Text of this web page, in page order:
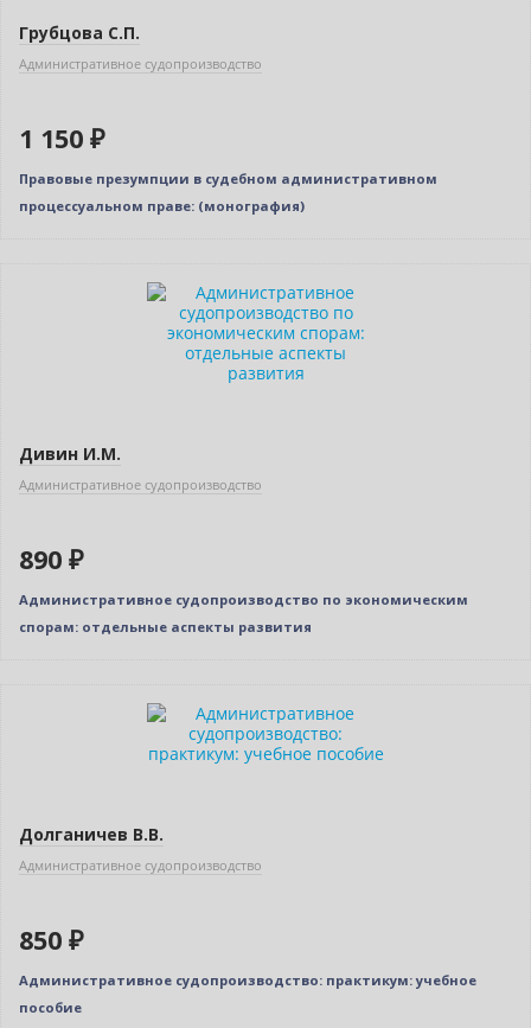
Грубцова С.П.
Административное судопроизводство
1 150 ₽
Правовые презумпции в судебном административном
процессуальном праве: (монография)
Дивин И.М.
Административное судопроизводство
890 ₽
Административное судопроизводство по экономическим
спорам: отдельные аспекты развития
Долганичев В.В.
Административное судопроизводство
850 ₽
Админиcтративное судопроизводство: практикум: учебное
пособие